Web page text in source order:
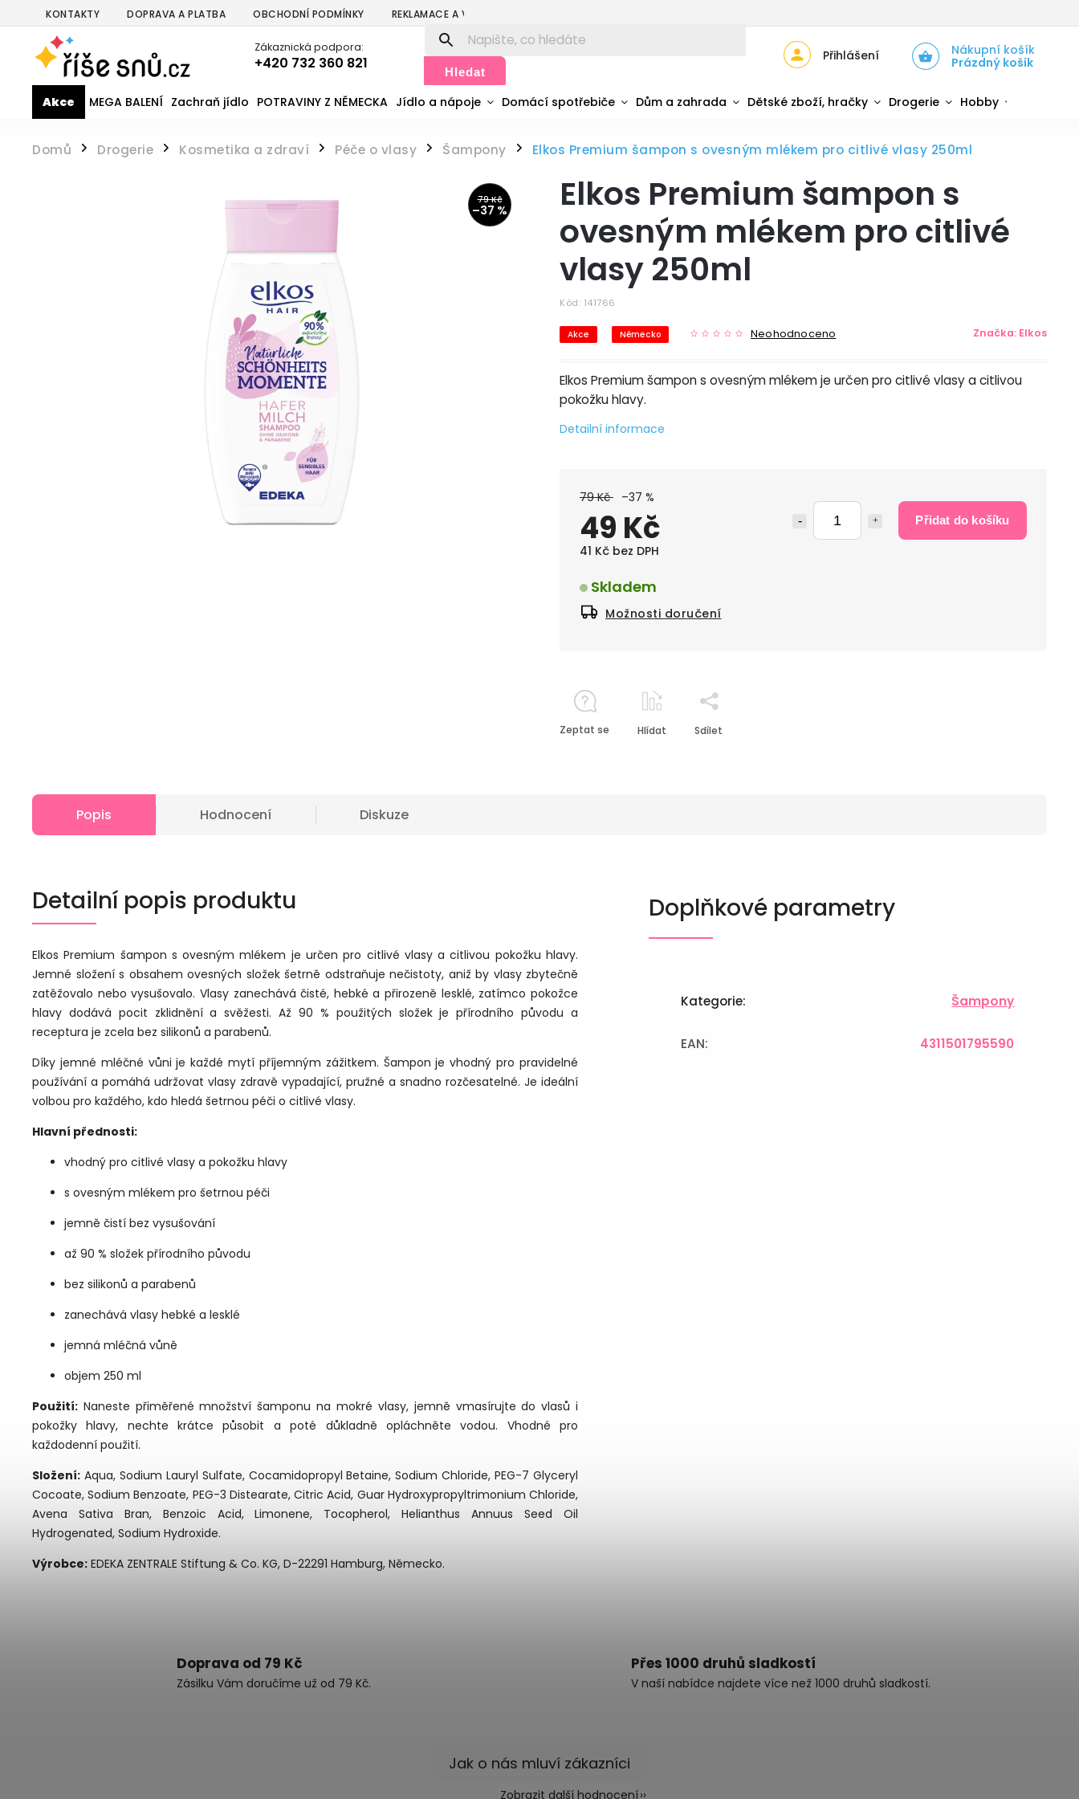
KONTAKTY DOPRAVA A PLATBA OBCHODNÍ PODMÍNKY REKLAMACE A VRÁCENÍ
Zákaznická podpora:
+420 732 360 821 Hledat
Nákupní košík
Prázdný košík
Přihlášení
Akce MEGA BALENÍ Zachraň jídlo POTRAVINY Z NĚMECKA Jídlo a nápoje Domácí spotřebiče Dům a zahrada Dětské zboží, hračky Drogerie Hobby
Domů / Drogerie / Kosmetika a zdraví / Péče o vlasy / Šampony / Elkos Premium šampon s ovesným mlékem pro citlivé vlasy 250ml
79 Kč
–37 %
79 Kč –37 %
49 Kč
41 Kč bez DPH
Přidat do košíku
Skladem
Možnosti doručení
Elkos Premium šampon s
ovesným mlékem pro citlivé
vlasy 250ml
Kód: 141766
Akce Německo Neohodnoceno Značka: Elkos
Elkos Premium šampon s ovesným mlékem je určen pro citlivé vlasy a citlivou
pokožku hlavy.
Detailní informace
Zeptat se Hlídat Sdílet
Doprava od 79 Kč
Zásilku Vám doručíme už od 79 Kč.
Přes 1000 druhů sladkostí
V naší nabídce najdete více než 1000 druhů sladkostí.
Popis Hodnocení Diskuze
Detailní popis produktu
Elkos Premium šampon s ovesným mlékem je určen pro citlivé vlasy a citlivou pokožku hlavy.
Jemné složení s obsahem ovesných složek šetrně odstraňuje nečistoty, aniž by vlasy zbytečně
zatěžovalo nebo vysušovalo. Vlasy zanechává čisté, hebké a přirozeně lesklé, zatímco pokožce
hlavy dodává pocit zklidnění a svěžesti. Až 90 % použitých složek je přírodního původu a
receptura je zcela bez silikonů a parabenů.
Díky jemné mléčné vůni je každé mytí příjemným zážitkem. Šampon je vhodný pro pravidelné
používání a pomáhá udržovat vlasy zdravě vypadající, pružné a snadno rozčesatelné. Je ideální
volbou pro každého, kdo hledá šetrnou péči o citlivé vlasy.
Hlavní přednosti:
vhodný pro citlivé vlasy a pokožku hlavy
s ovesným mlékem pro šetrnou péči
jemně čistí bez vysušování
až 90 % složek přírodního původu
bez silikonů a parabenů
zanechává vlasy hebké a lesklé
jemná mléčná vůně
objem 250 ml
Použití: Naneste přiměřené množství šamponu na mokré vlasy, jemně vmasírujte do vlasů i
pokožky hlavy, nechte krátce působit a poté důkladně opláchněte vodou. Vhodné pro
každodenní použití.
Složení: Aqua, Sodium Lauryl Sulfate, Cocamidopropyl Betaine, Sodium Chloride, PEG-7 Glyceryl
Cocoate, Sodium Benzoate, PEG-3 Distearate, Citric Acid, Guar Hydroxypropyltrimonium Chloride,
Avena Sativa Bran, Benzoic Acid, Limonene, Tocopherol, Helianthus Annuus Seed Oil
Hydrogenated, Sodium Hydroxide.
Výrobce: EDEKA ZENTRALE Stiftung & Co. KG, D-22291 Hamburg, Německo.
Doplňkové parametry
Kategorie: Šampony
EAN: 4311501795590
Zobrazit další hodnocení